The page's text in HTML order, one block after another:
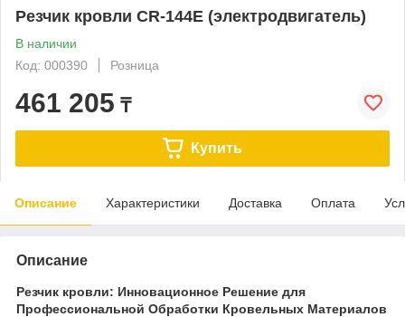
Резчик кровли CR-144E (электродвигатель)
В наличии
Код: 000390
Розница
461 205 ₸
Купить
Описание Характеристики Доставка Оплата
Описание
Резчик кровли: Инновационное Решение для
Профессиональной Обработки Кровельных Материалов